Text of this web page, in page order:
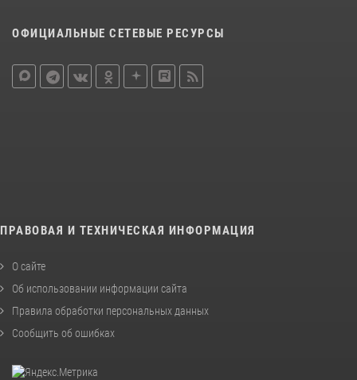
ОФИЦИАЛЬНЫЕ СЕТЕВЫЕ РЕСУРСЫ
ПРАВОВАЯ И ТЕХНИЧЕСКАЯ ИНФОРМАЦИЯ
О сайте
Об использовании информации сайта
Правила обработки персональных данных
Сообщить об ошибках